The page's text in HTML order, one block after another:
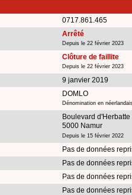
0717.861.465
Arrêté
Depuis le 22 février 2023
Clôture de faillite
Depuis le 22 février 2023
9 janvier 2019
DOMLO
Dénomination en
Boulevard d'Herbatte
5000 Namur
Depuis le 15 février 2022
Pas de données
Pas de données
Pas de données
Pas de données